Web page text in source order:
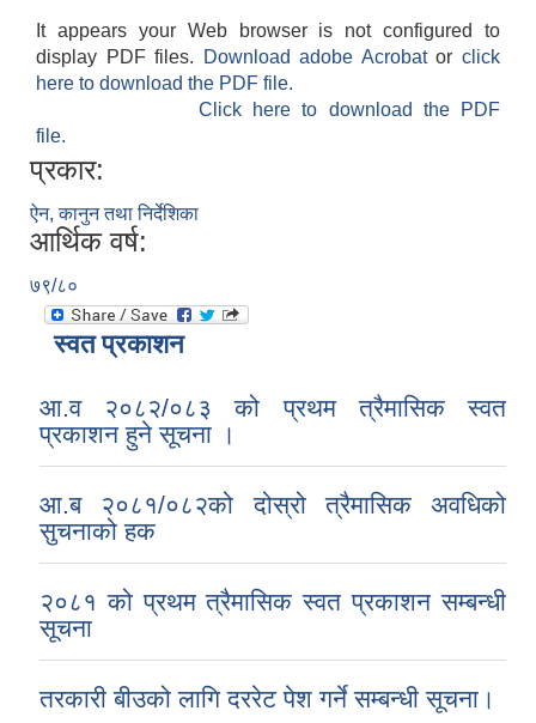
It appears your Web browser is not configured to
display PDF files.
Download adobe Acrobatorclick
here to download the PDF file.
Click here to download the PDF
file.
प्रकार:
ऐन, कानुन तथा निर्देशिका
आर्थिक वर्ष:
७९/८०
स्वत प्रकाशन
आ.व २०८२/०८३ को प्रथम त्रैमासिक स्वत
प्रकाशन हुने सूचना ।
आ.ब २०८१/०८२को दोस्रो त्रैमासिक अवधिको
सुचनाको हक
२०८१ को प्रथम त्रैमासिक स्वत प्रकाशन सम्बन्धी
सूचना
तरकारी बीउको लागि दररेट पेश गर्ने सम्बन्धी सूचना।